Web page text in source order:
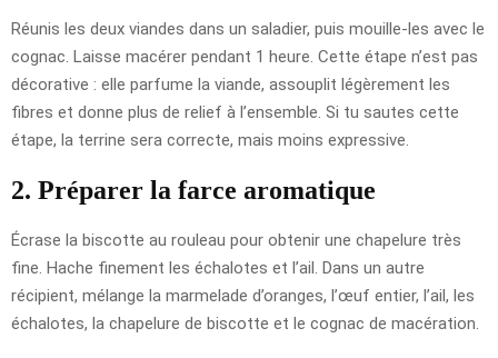
Réunis les deux viandes dans un saladier, puis mouille-les avec le
cognac. Laisse macérer pendant 1 heure. Cette étape n’est pas
décorative : elle parfume la viande, assouplit légèrement les
fibres et donne plus de relief à l’ensemble. Si tu sautes cette
étape, la terrine sera correcte, mais moins expressive.
2. Préparer la farce aromatique
Écrase la biscotte au rouleau pour obtenir une chapelure très
fine. Hache finement les échalotes et l’ail. Dans un autre
récipient, mélange la marmelade d’oranges, l’œuf entier, l’ail, les
échalotes, la chapelure de biscotte et le cognac de macération.